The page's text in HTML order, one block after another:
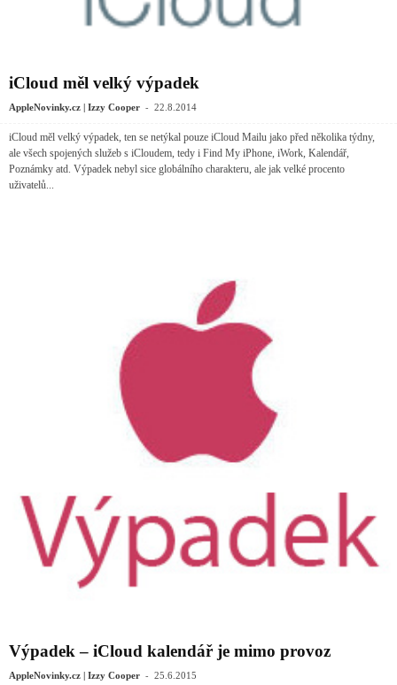
iCloud měl velký výpadek
AppleNovinky.cz | Izzy Cooper - 22.8.2014
iCloud měl velký výpadek, ten se netýkal pouze iCloud Mailu jako před několika týdny,
ale všech spojených služeb s iCloudem, tedy i Find My iPhone, iWork, Kalendář,
Poznámky atd. Výpadek nebyl sice globálního charakteru, ale jak velké procento
uživatelů...
Výpadek – iCloud kalendář je mimo provoz
AppleNovinky.cz | Izzy Cooper - 25.6.2015